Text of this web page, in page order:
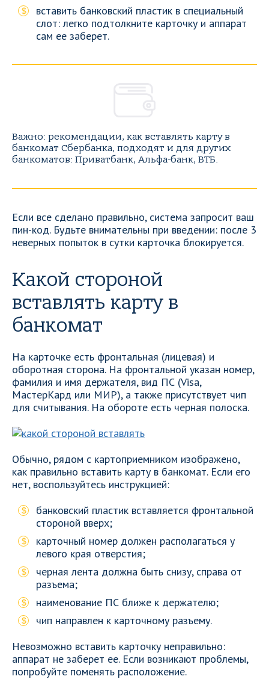
вставить банковский пластик в специальный
слот: легко подтолкните карточку и аппарат
сам ее заберет.
Важно: рекомендации, как вставлять карту в
банкомат Сбербанка, подходят и для других
банкоматов: Приватбанк, Альфа-банк, ВТБ.
Если все сделано правильно, система запросит ваш
пин-код. Будьте внимательны при введении: после 3
неверных попыток в сутки карточка блокируется.
Какой стороной
вставлять карту в
банкомат
На карточке есть фронтальная (лицевая) и
оборотная сторона. На фронтальной указан номер,
фамилия и имя держателя, вид ПС (Visa,
МастерКард или МИР), а также присутствует чип
для считывания. На обороте есть черная полоска.
Обычно, рядом с картоприемником изображено,
как правильно вставить карту в банкомат. Если его
нет, воспользуйтесь инструкцией:
банковский пластик вставляется фронтальной
стороной вверх;
карточный номер должен располагаться у
левого края отверстия;
черная лента должна быть снизу, справа от
разъема;
наименование ПС ближе к держателю;
чип направлен к карточному разъему.
Невозможно вставить карточку неправильно:
аппарат не заберет ее. Если возникают проблемы,
попробуйте поменять расположение.